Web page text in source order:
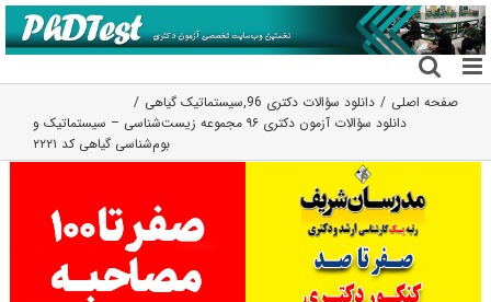
رفتن
به
محتوا
صفحه اصلی دانلود سؤالات دکتری 96 ,سیستماتیک گیاهی
دانلود سؤالات آزمون دکتری ۹۶ مجموعه زیست‌شناسی – سیستماتیک و
بوم‌شناسی گیاهی کد ۲۲۲۱